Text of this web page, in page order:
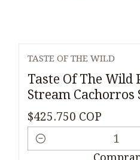
TASTE OF THE WILD
Taste Of The Wild
Stream Cachorros
$425.750 COP
Cantidad